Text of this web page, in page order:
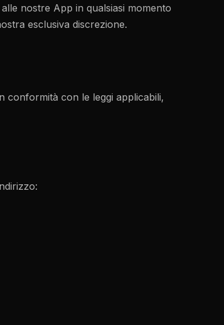
nostre App in qualsiasi momento
esclusiva discrezione.
conformità con le leggi applicabili,